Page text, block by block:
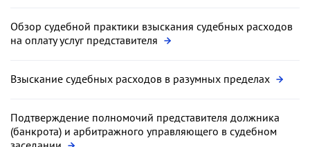
Обзор судебной практики взыскания судебных расходов
на оплату услуг представителя
Взыскание судебных расходов в разумных пределах
Подтверждение полномочий представителя должника
(банкрота) и арбитражного управляющего в судебном